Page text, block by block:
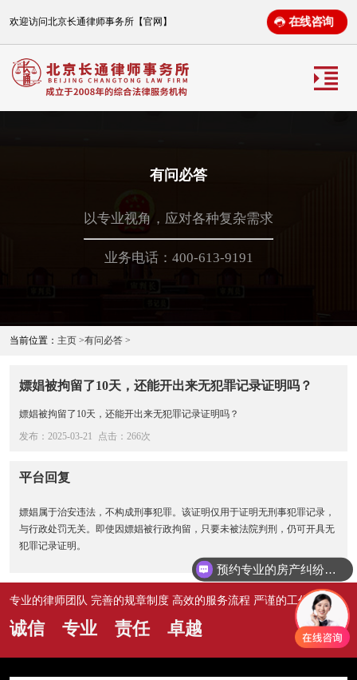
欢迎访问北京长通律师事务所【官网】 在线咨询
有问必答
以专业视角，应对各种复杂需求
业务电话：400-613-9191
当前位置： 主页 >有问必答 >
嫖娼被拘留了10天，还能开出来无犯罪记录证明吗？
嫖娼被拘留了10天，还能开出来无犯罪记录证明吗？
发布：2025-03-21
点击：266次
平台回复
嫖娼属于治安违法，不构成刑事犯罪。该证明仅用于证明无刑事犯罪记录，
与行政处罚无关。即使因嫖娼被行政拘留，只要未被法院判刑，仍可开具无
犯罪记录证明。
专业的律师团队 完善的规章制度 高效的服务流程 严谨的工作作风
诚信 专业 责任 卓越
预约专业的房产纠纷律师